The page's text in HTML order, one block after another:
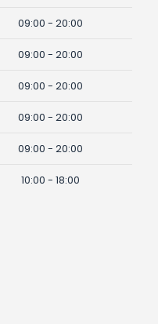
09:00 - 20:00
09:00 - 20:00
09:00 - 20:00
09:00 - 20:00
09:00 - 20:00
10:00 - 18:00